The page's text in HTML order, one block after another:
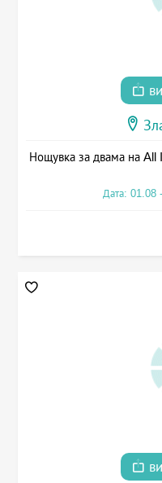
Нощувка за двама на All
Дата: